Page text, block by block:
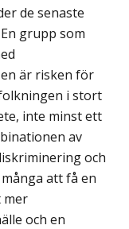
de senaste
grupp som
är risken för
i stort
inte minst ett
av
och
att få en
mer
och en